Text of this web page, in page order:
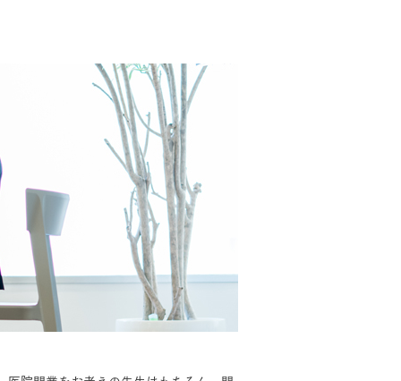
MOCX WALL工法のテク
ノロジー